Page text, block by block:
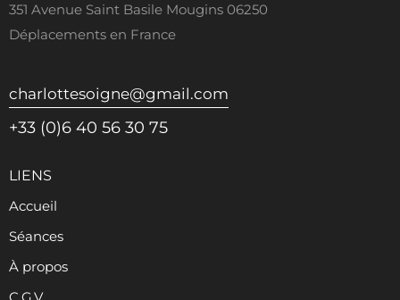
351 Avenue Saint Basile Mougins 06250
Déplacements en France
charlottesoigne@gmail.com
+33 (0)6 40 56 30 75
LIENS
Accueil
Séances
À propos